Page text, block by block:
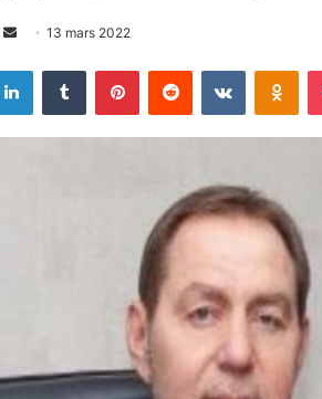
Envoyer
courriel
13 mars 2022
LinkedinTumblr PinterestReddit VKontakte